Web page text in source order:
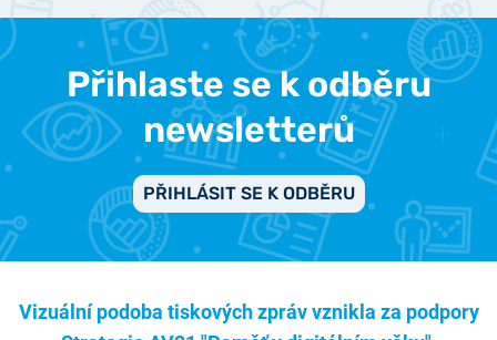
Přihlaste se k odběru
newsletterů
PŘIHLÁSIT SE K ODBĚRU
Vizuální podoba tiskových zpráv vznikla za podpory